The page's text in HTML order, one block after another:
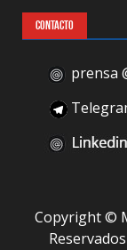
CONTACTO
prensa
Copyright ©